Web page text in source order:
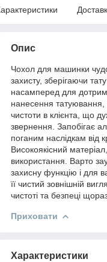
Опис
Чохол для машинки
захисту, зберігаючи
насамперед для
нанесення татуювання,
чистоти в клієнта, що
звернення. Запобігає
поганим наслідкам від
Високоякісний
використання. Варто
захисну функцію і для
її чистий зовнішній
чистоті та безпеці
Приховати
Характеристики